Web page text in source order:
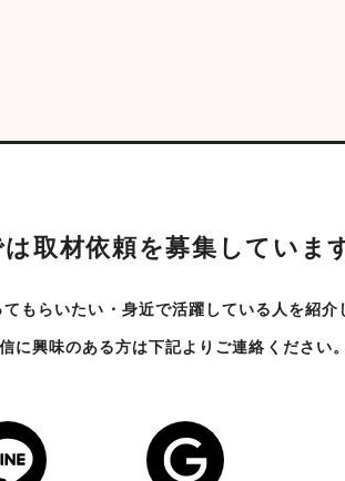
は取材依頼を募集 して い ま
もらいたい・身近で活躍している人を紹介
興味のある方は下記よりご連絡ください。